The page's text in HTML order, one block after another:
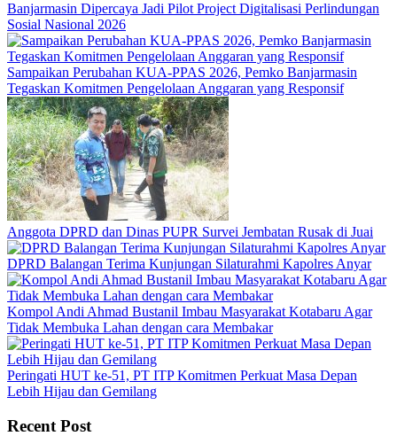
Banjarmasin Dipercaya Jadi Pilot Project Digitalisasi Perlindungan
Sosial Nasional 2026
Sampaikan Perubahan KUA-PPAS 2026, Pemko Banjarmasin
Tegaskan Komitmen Pengelolaan Anggaran yang Responsif
Anggota DPRD dan Dinas PUPR Survei Jembatan Rusak di Juai
DPRD Balangan Terima Kunjungan Silaturahmi Kapolres Anyar
Kompol Andi Ahmad Bustanil Imbau Masyarakat Kotabaru Agar
Tidak Membuka Lahan dengan cara Membakar
Peringati HUT ke-51, PT ITP Komitmen Perkuat Masa Depan
Lebih Hijau dan Gemilang
Recent Post